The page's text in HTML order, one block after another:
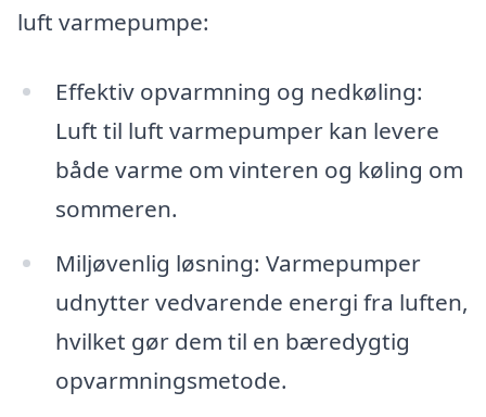
luft varmepumpe:
Effektiv opvarmning og nedkøling:
Luft til luft varmepumper kan levere
både varme om vinteren og køling om
sommeren.
Miljøvenlig løsning: Varmepumper
udnytter vedvarende energi fra luften,
hvilket gør dem til en bæredygtig
opvarmningsmetode.